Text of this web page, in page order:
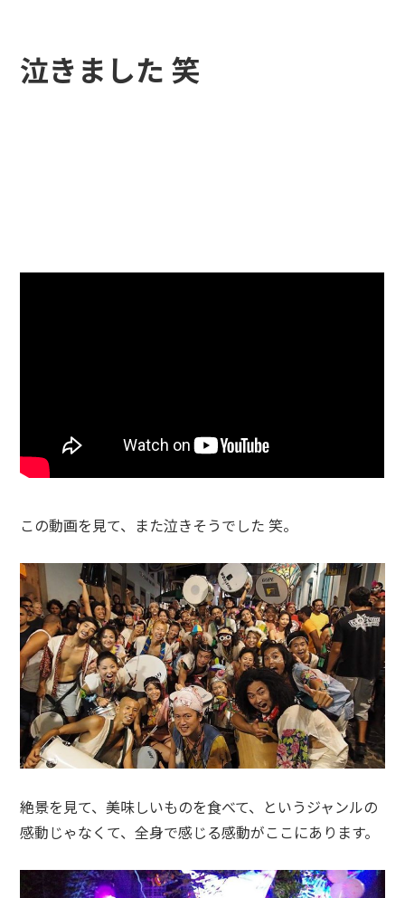
泣きました 笑
この動画を見て、また泣きそうでした 笑。
絶景を見て、美味しいものを食べて、というジャンルの
感動じゃなくて、全身で感じる感動がここにあります。